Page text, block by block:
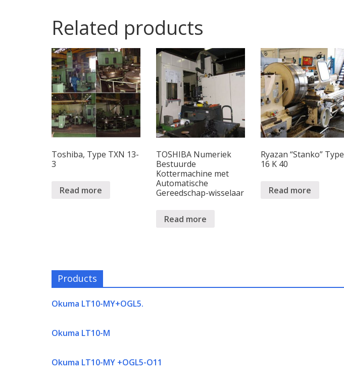
Related products
Toshiba, Type TXN 13-
3
Read more
TOSHIBA Numeriek
Bestuurde
Kottermachine met
Automatische
Gereedschap-wisselaar
Read more
Ryazan “Stanko” Type
16 K 40
Read more
Products
Okuma LT10-MY+OGL5.
Okuma LT10-M
Okuma LT10-MY +OGL5-O11